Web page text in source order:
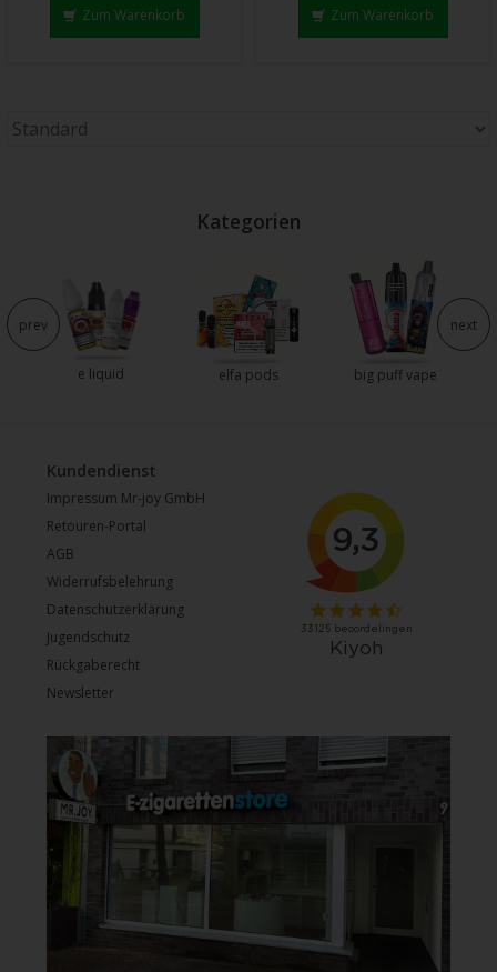
Zum Warenkorb
Zum Warenkorb
Kategorien
e liquid elfa pods big puff vape
prev next
Kundendienst
Impressum Mr-joy GmbH
Retouren-Portal
AGB
Widerrufsbelehrung
Datenschutzerklärung
Jugendschutz
Rückgaberecht
Newsletter